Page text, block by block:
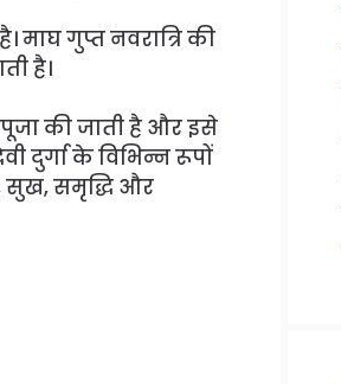
माघ गुप्त नवरात्रि की
है।
पूजा की जाती है और इसे
दुर्गा के विभिन्न रूपों
सुख, समृद्धि और